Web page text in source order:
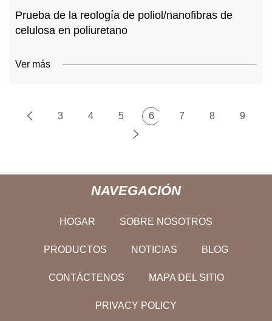
Prueba de la reología de poliol/nanofibras de
celulosa en poliuretano
Ver más
3 4 5 6 7 8 9
NAVEGACIÓN
HOGAR SOBRE NOSOTROS
PRODUCTOS NOTICIAS BLOG
CONTÁCTENOS MAPA DEL SITIO
PRIVACY POLICY